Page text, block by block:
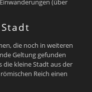
die noch in weiteren
Geltung gefunden
die kleine Stadt aus der
Reich einen